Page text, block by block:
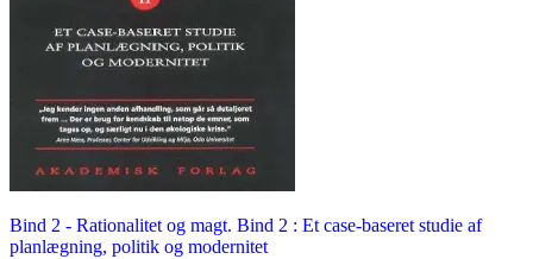
Bind 2 - Rationalitet og magt. Bind 2 : Et case-baseret studie af
planlægning, politik og modernitet